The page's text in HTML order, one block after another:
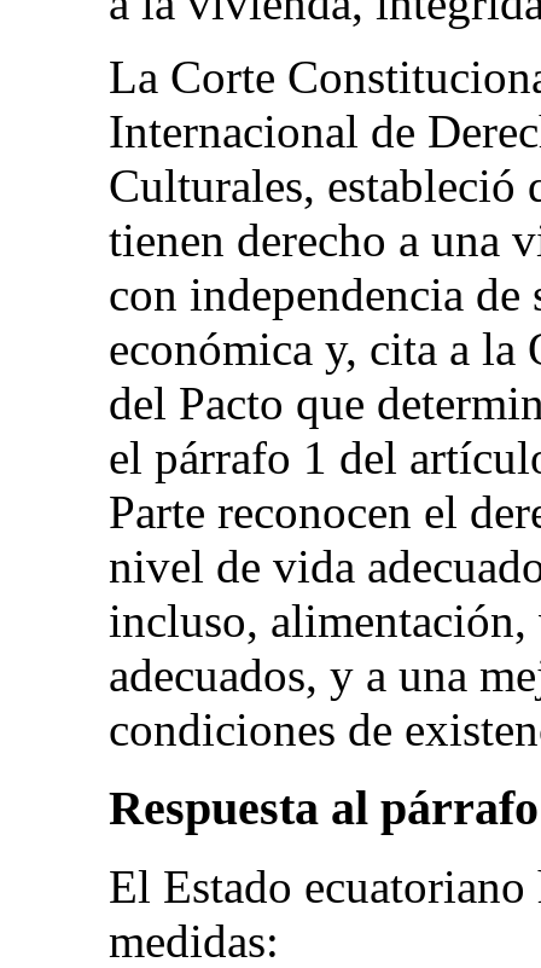
La Corte
Internacional de
Culturales, estableció
tienen derecho a una
con independencia
económica y, cita a la
del Pacto que
el párrafo 1 del
Parte reconocen el
nivel de vida
incluso,
adecuados, y a una
condiciones de
Respuesta al
El Estado
medidas: